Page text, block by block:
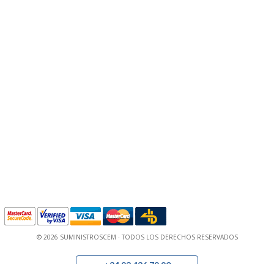
© 2026 SUMINISTROSCEM · TODOS LOS DERECHOS RESERVADOS